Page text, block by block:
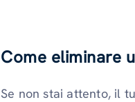
Come eliminare
Se non stai attento, il